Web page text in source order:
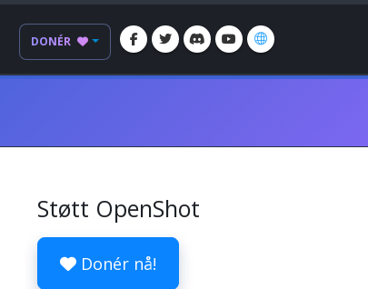
DONÉR
Støtt OpenShot
Donér nå!